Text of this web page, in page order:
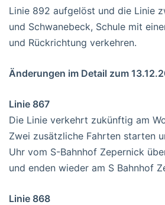
Linie 892 aufgelöst und die Linie
und Schwanebeck, Schule mit
und Rückrichtung verkehren.
Änderungen im Detail zum
Linie 867
Die Linie verkehrt zukünftig am
Zwei zusätzliche Fahrten starten
Uhr vom S-Bahnhof Zepernick
und enden wieder am S Bahnhof
Linie 868